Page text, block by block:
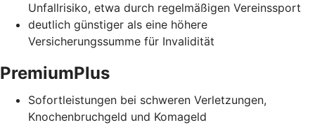
Unfallrisiko, etwa durch regelmäßigen Vereinssport
deutlich günstiger als eine höhere
Versicherungssumme für Invalidität
PremiumPlus
Sofortleistungen bei schweren Verletzungen,
Knochenbruchgeld und Komageld